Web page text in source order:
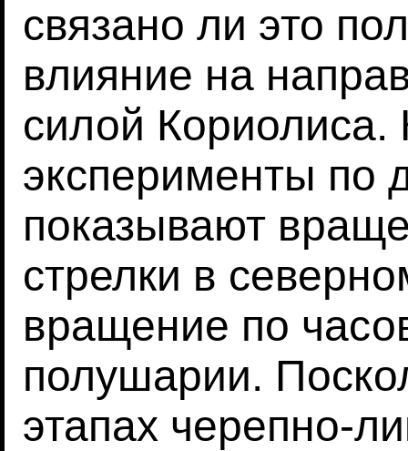
связано ли это
влияние на
силой Кориолиса.
эксперименты по
показывают
стрелки в
вращение по
полушарии.
этапах черепно-